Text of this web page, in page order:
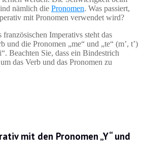
nämlich die Pronomen. Was passiert,
mit Pronomen verwendet wird?
Imperativs steht das
und die Pronomen „me“ und „te“ (m’, t’)
Beachten Sie, dass ein Bindestrich
das Verb und das Pronomen zu
mit den Pronomen „Y“ und